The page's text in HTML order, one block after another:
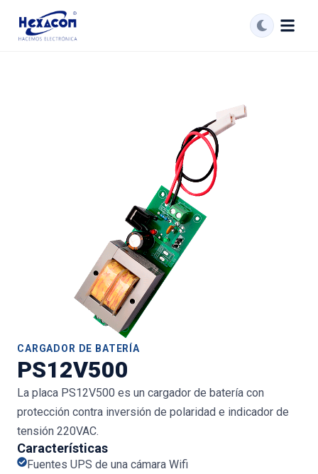
CARGADOR DE BATERÍA
PS12V500
La placa PS12V500 es un cargador de batería con
protección contra inversión de polaridad e indicador de
tensión 220VAC.
Características
Fuentes UPS de una cámara Wifi